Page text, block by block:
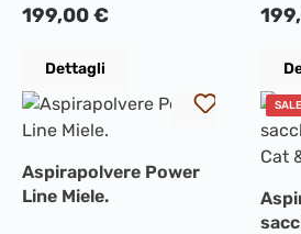
energetico. Massima
aspirazione890 W
Versatile - bocchetta
universale per
senza fatica di aree più
Prezzo normale:
199,00 €
Dettagli
Aspirapolvere Power
Line Miele.